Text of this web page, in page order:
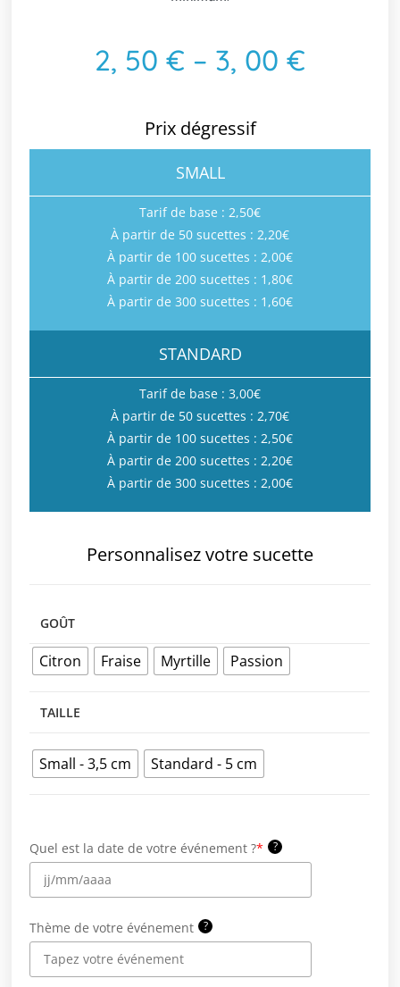
2, 50 € – 3, 00 €
Prix dégressif
SMALL
Tarif de base : 2,50€
À partir de 50 sucettes : 2,20€
À partir de 100 sucettes : 2,00€
À partir de 200 sucettes : 1,80€
À partir de 300 sucettes : 1,60€
STANDARD
Tarif de base : 3,00€
À partir de 50 sucettes : 2,70€
À partir de 100 sucettes : 2,50€
À partir de 200 sucettes : 2,20€
À partir de 300 sucettes : 2,00€
Personnalisez votre sucette
GOÛT
Citron Fraise Myrtille Passion
TAILLE
Small - 3,5 cm Standard - 5 cm
Quel est la date de votre événement ?* ?
Thème de votre événement ?